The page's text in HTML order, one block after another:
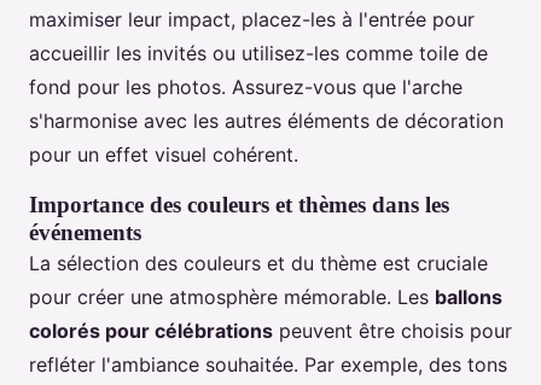
maximiser leur impact, placez-les à l'entrée pour
accueillir les invités ou utilisez-les comme toile de
fond pour les photos. Assurez-vous que l'arche
s'harmonise avec les autres éléments de décoration
pour un effet visuel cohérent.
Importance des couleurs et thèmes dans les
événements
La sélection des couleurs et du thème est cruciale
pour créer une atmosphère mémorable. Les ballons
colorés pour célébrations peuvent être choisis pour
refléter l'ambiance souhaitée. Par exemple, des tons